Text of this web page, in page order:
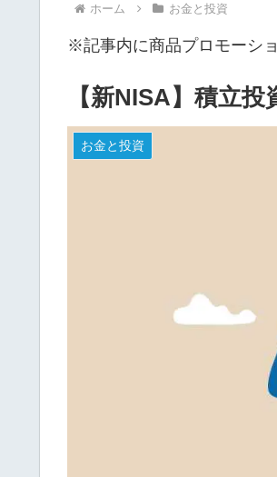
ホーム お金と投資
※記事内に商品プロモーシ
【新NISA】積立
お金と投資